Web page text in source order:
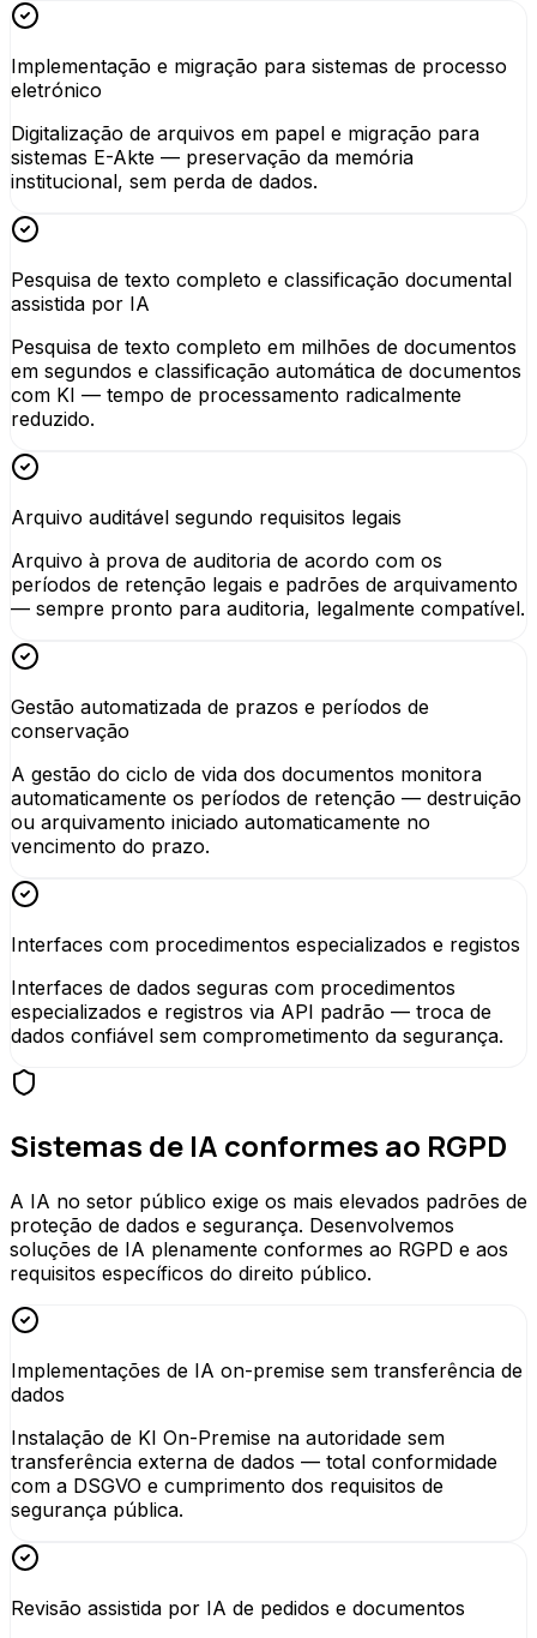
Implementação e migração para sistemas de processo
eletrónico
Digitalização de arquivos em papel e migração para
sistemas E-Akte — preservação da memória
institucional, sem perda de dados.
Pesquisa de texto completo e classificação documental
assistida por IA
Pesquisa de texto completo em milhões de documentos
em segundos e classificação automática de documentos
com KI — tempo de processamento radicalmente
reduzido.
Arquivo auditável segundo requisitos legais
Arquivo à prova de auditoria de acordo com os
períodos de retenção legais e padrões de arquivamento
— sempre pronto para auditoria, legalmente compatível.
Gestão automatizada de prazos e períodos de
conservação
A gestão do ciclo de vida dos documentos monitora
automaticamente os períodos de retenção — destruição
ou arquivamento iniciado automaticamente no
vencimento do prazo.
Interfaces com procedimentos especializados e registos
Interfaces de dados seguras com procedimentos
especializados e registros via API padrão — troca de
dados confiável sem comprometimento da segurança.
Sistemas de IA conformes ao RGPD
A IA no setor público exige os mais elevados padrões de
proteção de dados e segurança. Desenvolvemos
soluções de IA plenamente conformes ao RGPD e aos
requisitos específicos do direito público.
Implementações de IA on-premise sem transferência de
dados
Instalação de KI On-Premise na autoridade sem
transferência externa de dados — total conformidade
com a DSGVO e cumprimento dos requisitos de
segurança pública.
Revisão assistida por IA de pedidos e documentos